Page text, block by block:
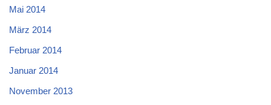
Mai 2014
März 2014
Februar 2014
Januar 2014
November 2013